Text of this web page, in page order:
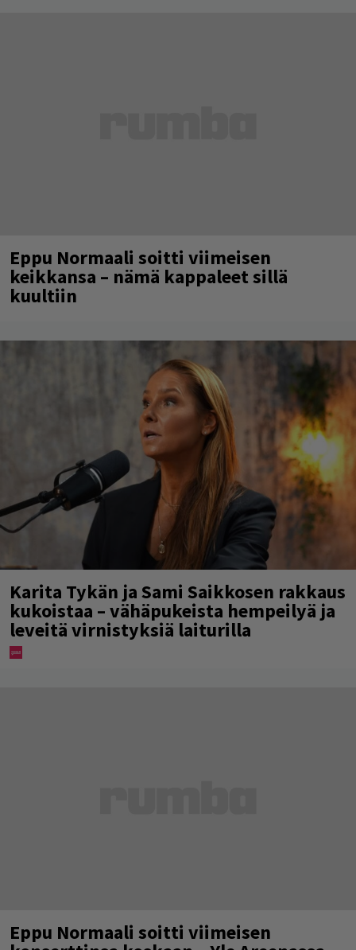
Eppu Normaali soitti viimeisen
keikkansa – nämä kappaleet sillä
Karita Tykän ja Sami Saikkosen rakkaus
kukoistaa – vähäpukeista hempeilyä ja
leveitä virnistyksiä laiturilla